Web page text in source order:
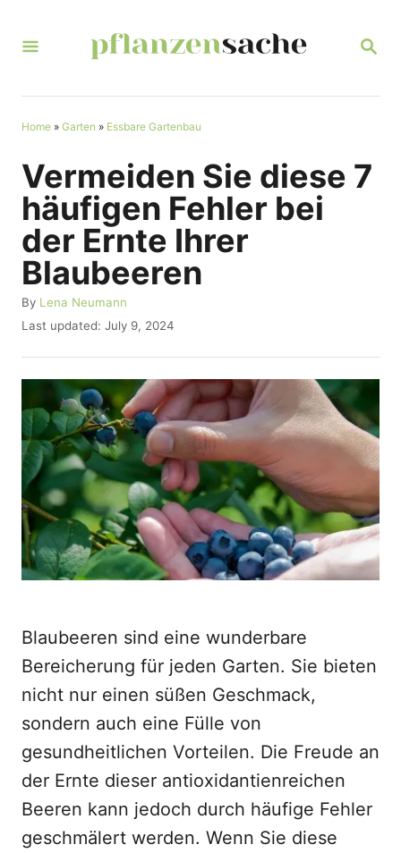
S
R
Home » Garten » Essbare Gartenbau
Vermeiden Sie diese 7
häufigen Fehler bei
der Ernte Ihrer
Blaubeeren
By A
u
h
o
Lena Neumann
P
s
t
d
o
n
Last updated: July 9, 2024
Blaubeeren sind eine wunderbare
Bereicherung für jeden Garten. Sie bieten
nicht nur einen süßen Geschmack,
sondern auch eine Fülle von
gesundheitlichen Vorteilen. Die Freude an
der Ernte dieser antioxidantienreichen
Beeren kann jedoch durch häufige Fehler
geschmälert werden. Wenn Sie diese